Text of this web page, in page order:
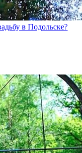
в Подольске?